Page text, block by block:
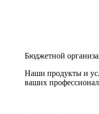
Бюджетной
Наши продукты и
ваших